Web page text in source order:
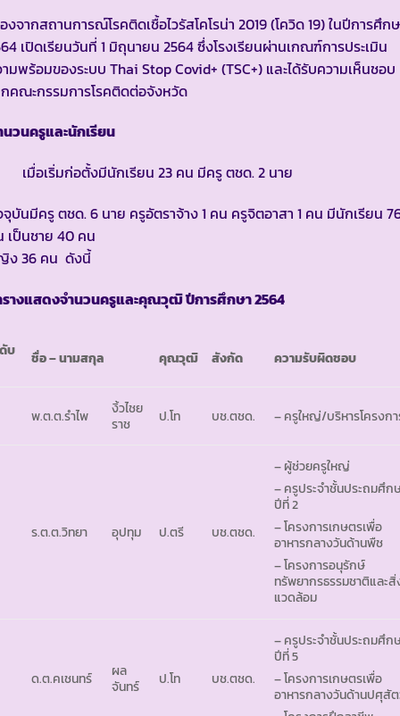
งจากสถานการณ์โรคติดเชื้อไวรัสโคโรน่า 2019 (โควิด 19) ในปีการศึก
เปิดเรียนวันที่ 1 มิถุนายน 2564 ซึ่งโรงเรียนผ่านเกณฑ์การประเมิน
มพร้อมของระบบ Thai Stop Covid+ (TSC+) และได้รับความเห็นชอบ
คณะกรรมการโรคติดต่อจังหวัด
วนครูและนักเรียน
อเริ่มก่อตั้งมีนักเรียน 23 คน มีครู ตชด. 2 นาย
บันมีครู ตชด. 6 นาย ครูอัตราจ้าง 1 คน ครูจิตอาสา 1 คน มีนักเรียน
เป็นชาย 40 คน
ง 36 คน ดังนี้
างแสดงจำนวนครูและคุณวุฒิ ปีการศึกษา2564
บ ชื่อ – นามสกุล คุณวุฒิ สังกัด ความรับผิดชอบ
พ.ต.ต.รำไพ
งิ้วไชย
ราช
ป.โท บช.ตชด. – ครูใหญ่/บริหารโครงก
ร.ต.ต.วิทยา อุปทุม ป.ตรี บช.ตชด.
– ผู้ช่วยครูใหญ่
– ครูประจำชั้นประถมศึก
ปีที่ 2
– โครงการเกษตรเพื่อ
อาหารกลางวันด้านพืช
– โครงการอนุรักษ์
ทรัพยากรธรรมชาติและ
แวดล้อม
ด.ต.คเชนทร์
ผล
จันทร์
ป.โท บช.ตชด.
– ครูประจำชั้นประถมศึก
ปีที่ 5
– โครงการเกษตรเพื่อ
อาหารกลางวันด้านปศุสั